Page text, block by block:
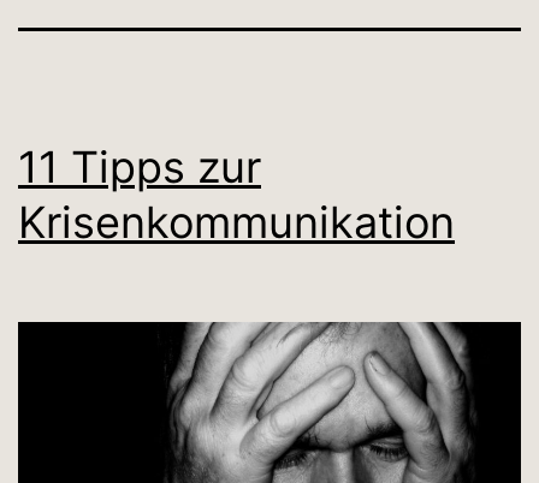
11 Tipps zur
Krisenkommunikation